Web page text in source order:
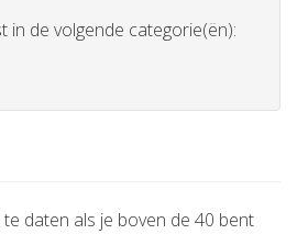
in de volgende categorie(ën):
te daten als je boven de 40 bent